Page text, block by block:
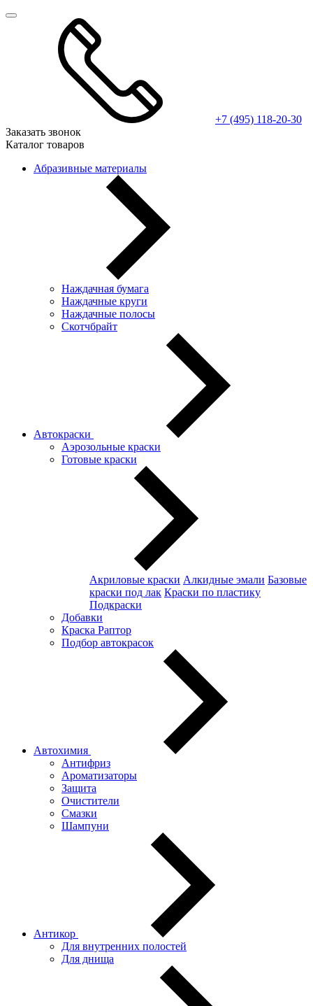
+7 (495) 118-20-30
Заказать звонок
Каталог товаров
Абразивные материалы
Наждачная бумага
Наждачные круги
Наждачные полосы
Скотчбрайт
Автокраски
Аэрозольные краски
Готовые краски
Акриловые краски Алкидные эмали Базовые
краски под лак Краски по пластику
Подкраски
Добавки
Краска Раптор
Подбор автокрасок
Автохимия
Антифриз
Ароматизаторы
Защита
Очистители
Смазки
Шампуни
Антикор
Для внутренних полостей
Для днища